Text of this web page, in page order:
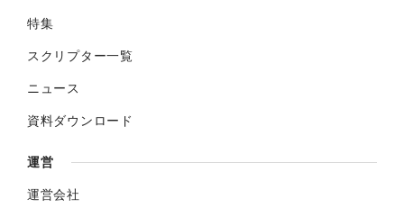
特集
スクリプター一覧
ニュース
資料ダウンロード
運営
運営会社